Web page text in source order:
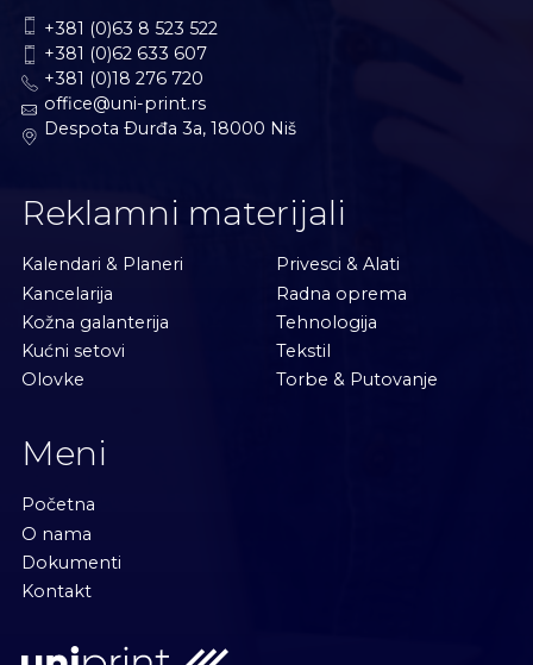
+381 (0)63 8 523 522
+381 (0)62 633 607
+381 (0)18 276 720
office@uni-print.rs
Despota Ðurđa 3a, 18000 Niš
Reklamni materijali
Kalendari & Planeri
Kancelarija
Kožna galanterija
Kućni setovi
Olovke
Privesci & Alati
Radna oprema
Tehnologija
Tekstil
Torbe & Putovanje
Meni
Početna
O nama
Dokumenti
Kontakt